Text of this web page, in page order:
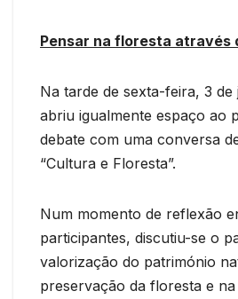
Pensar na floresta através
Na tarde de sexta-feira, 3
abriu igualmente espaço ao
debate com uma conversa
“Cultura e Floresta”.
Num momento de reflexão
participantes, discutiu-se o
valorização do património
preservação da floresta e